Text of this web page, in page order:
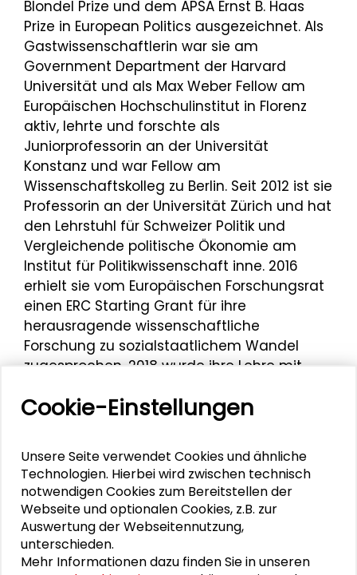
Blondel Prize und dem APSA Ernst B. Haas
Prize in European Politics ausgezeichnet. Als
Gastwissenschaftlerin war sie am
Government Department der Harvard
Universität und als Max Weber Fellow am
Europäischen Hochschulinstitut in Florenz
aktiv, lehrte und forschte als
Juniorprofessorin an der Universität
Konstanz und war Fellow am
Wissenschaftskolleg zu Berlin. Seit 2012 ist sie
Professorin an der Universität Zürich und hat
den Lehrstuhl für Schweizer Politik und
Vergleichende politische Ökonomie am
Institut für Politikwissenschaft inne. 2016
erhielt sie vom Europäischen Forschungsrat
einen ERC Starting Grant für ihre
herausragende wissenschaftliche
Forschung zu sozialstaatlichem Wandel
zugesprochen. 2018 wurde ihre Lehre mit
Die gebürtige Luzernerin forscht im Bereich
Vergleichenden Politischen Ökonomie und
des politischen Verhaltens. Ihr Fokus liegt
dabei auf soziostrukturellem Wandel,
Ungleichheit, Veränderungen von
Wahlverhalten und Parteiensystemen sowie
deren Einfluss auf distributive Politik. Auch
Cookie-Einstellungen
Unsere Seite verwendet Cookies und ähnliche
Technologien. Hierbei wird zwischen technisch
notwendigen Cookies zum Bereitstellen der
Webseite und optionalen Cookies, z.B. zur
Auswertung der Webseitennutzung,
unterschieden.
Mehr Informationen dazu finden Sie in unseren